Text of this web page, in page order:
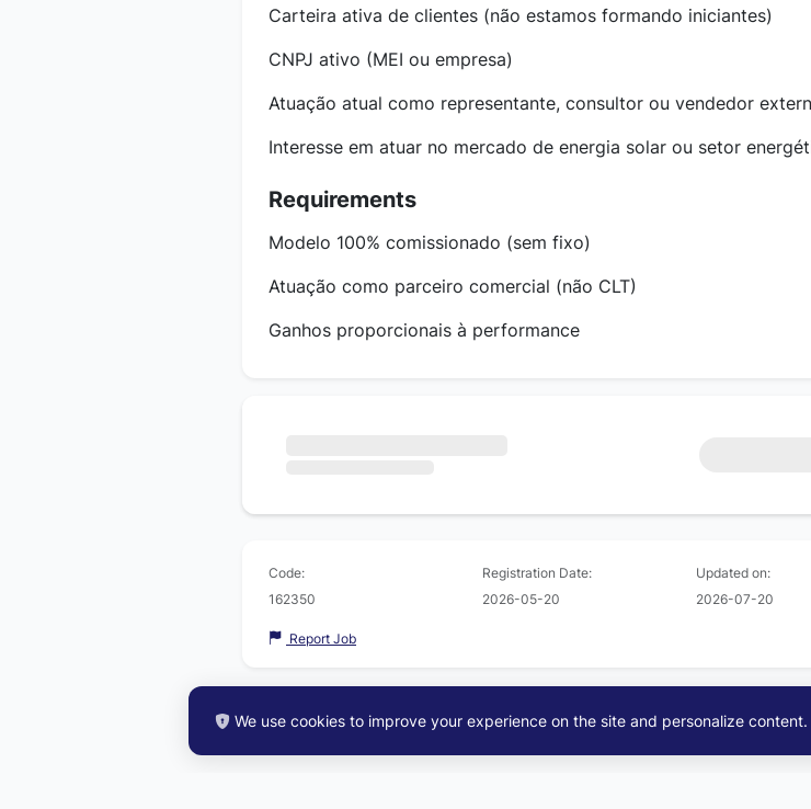
Carteira ativa de clientes (não estamos formando iniciantes)
CNPJ ativo (MEI ou empresa)
Atuação atual como representante, consultor ou vendedor
Interesse em atuar no mercado de energia solar ou setor
Requirements
Modelo 100% comissionado (sem fixo)
Atuação como parceiro comercial (não CLT)
Ganhos proporcionais à performance
Code:
162350
Registration Date:
2026-05-20
Updated on:
2026-07-20
Report Job
We use cookies to improve your experience on the site and personalize content.